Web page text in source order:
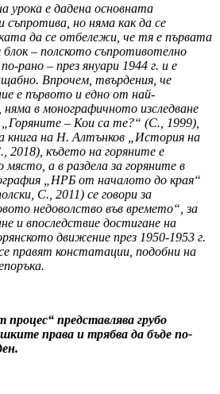
урока е дадена основната
съпротива, но няма как да се
да се отбележи, че тя е първата
– полското съпротивотелно
рано – през януари 1944 г. и е
Впрочем, твърдения, че
е първото и едно от най-
в монографичното изследване
– Кои са те?“ (С., 1999),
книга на Н. Алтънков „История на
2018), където на горяните е
място, а в раздела за горяните в
„НРБ от началото до края“
С., 2011) се говори за
недоволство във времето“, за
и впоследствие достигане на
движение през 1950-1953 г.
правят констатации, подобни на
представлява грубо
права и трябва да бъде по-